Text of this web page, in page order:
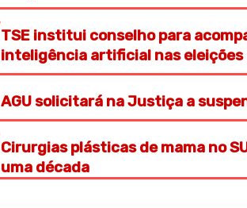
TSE institui conselho para
inteligência artificial nas eleições
AGU solicitará na Justiça a
Cirurgias plásticas de mama no
uma década